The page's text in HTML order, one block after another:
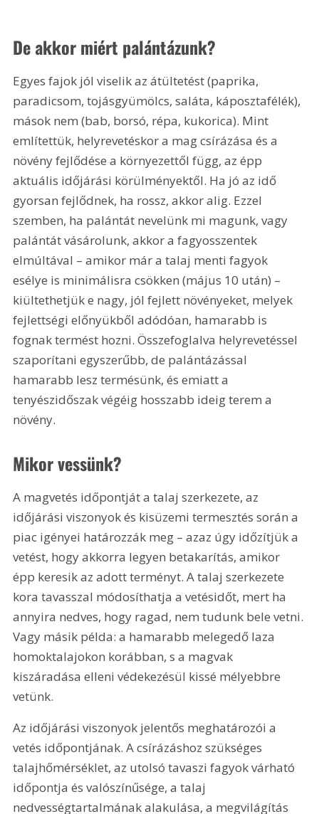
De akkor miért palántázunk?
Egyes fajok jól viselik az átültetést (paprika,
paradicsom, tojásgyümölcs, saláta, káposztafélék),
mások nem (bab, borsó, répa, kukorica). Mint
említettük, helyrevetéskor a mag csírázása és a
növény fejlődése a környezettől függ, az épp
aktuális időjárási körülményektől. Ha jó az idő
gyorsan fejlődnek, ha rossz, akkor alig. Ezzel
szemben, ha palántát nevelünk mi magunk, vagy
palántát vásárolunk, akkor a fagyosszentek
elmúltával – amikor már a talaj menti fagyok
esélye is minimálisra csökken (május 10 után) –
kiültethetjük e nagy, jól fejlett növényeket, melyek
fejlettségi előnyükből adódóan, hamarabb is
fognak termést hozni. Összefoglalva helyrevetéssel
szaporítani egyszerűbb, de palántázással
hamarabb lesz termésünk, és emiatt a
tenyészidőszak végéig hosszabb ideig terem a
növény.
Mikor vessünk?
A magvetés időpontját a talaj szerkezete, az
időjárási viszonyok és kisüzemi termesztés során a
piac igényei határozzák meg – azaz úgy időzítjük a
vetést, hogy akkorra legyen betakarítás, amikor
épp keresik az adott terményt. A talaj szerkezete
kora tavasszal módosíthatja a vetésidőt, mert ha
annyira nedves, hogy ragad, nem tudunk bele vetni.
Vagy másik példa: a hamarabb melegedő laza
homoktalajokon korábban, s a magvak
kiszáradása elleni védekezésül kissé mélyebbre
vetünk.
Az időjárási viszonyok jelentős meghatározói a
vetés időpontjának. A csírázáshoz szükséges
talajhőmérséklet, az utolsó tavaszi fagyok várható
időpontja és valószínűsége, a talaj
nedvességtartalmának alakulása, a megvilágítás